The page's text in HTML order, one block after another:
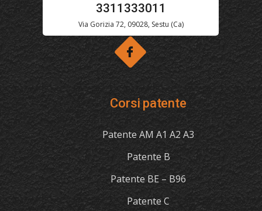
3311333011
Via Gorizia 72, 09028, Sestu (Ca)
Corsi patente
Patente AM A1 A2 A3
Patente B
Patente BE – B96
Patente C